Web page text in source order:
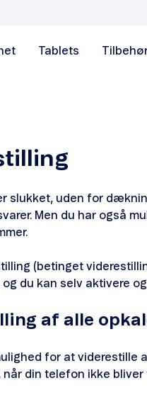
Tablets
slukket, uden for
Men du har også
(betinget
du kan selv aktivere
af alle
for at viderestille
når din telefon ikke bliver